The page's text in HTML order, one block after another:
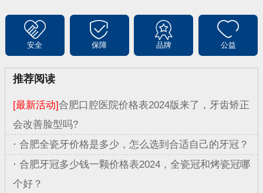
安全 保障 品牌 公益
推荐阅读
[最新活动]合肥口腔医院价格表2024版来了，牙齿矫正
会改善脸型吗?
· 合肥全瓷牙价格是多少，怎么选到合适自己的牙冠？
· 合肥牙冠多少钱一颗价格表2024，全瓷冠和烤瓷冠哪
个好？